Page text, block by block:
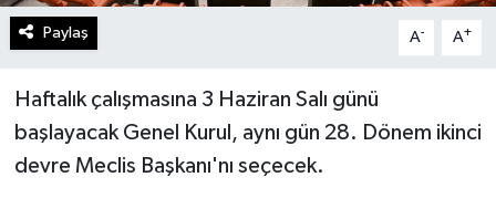
Paylaş A- A+
Haftalık çalışmasına 3 Haziran Salı günü
başlayacak Genel Kurul, aynı gün 28. Dönem ikinci
devre Meclis Başkanı'nı seçecek.